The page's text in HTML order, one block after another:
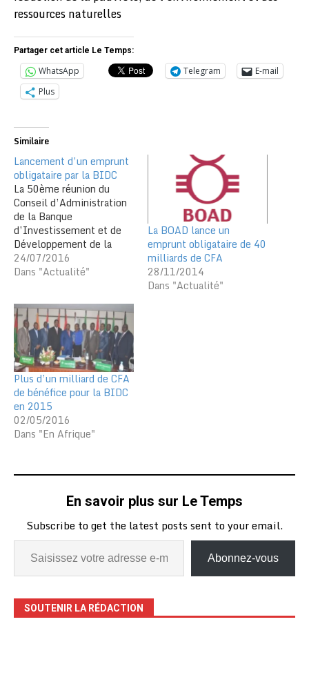
ressources naturelles
Partager cet article Le Temps:
WhatsApp Telegram
E-mail
Plus
Similaire
Lancement d’un emprunt
obligataire par la BIDC
La 50ème réunion du
Conseil d’Administration
de la Banque
d’Investissement et de
Développement de la
CEDEAO (BIDC) a eu lieu
le 19 juillet au siège de
les rapports soumis par
les comités permanents
et adopté trois projets et
un emprunt obligataire. Le
premier…
24/07/2016
Dans "Actualité"
La BOAD lance un
emprunt obligataire de 40
milliards de CFA
28/11/2014
Dans "Actualité"
Plus d’un milliard de CFA
de bénéfice pour la BIDC
en 2015
02/05/2016
Dans "En Afrique"
En savoir plus sur Le Temps
Subscribe to get the latest posts sent to your email.
Abonnez-vous
SOUTENIR LA RÉDACTION